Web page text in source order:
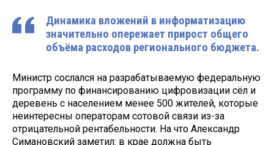
Динамика вложений в информатизацию
значительно опережает прирост общего
объёма расходов регионального бюджета.
Министр сослался на разрабатываемую федеральную
программу по финансированию цифровизации сёл и
деревень с населением менее 500 жителей, которые
неинтересны операторам сотовой связи из-за
отрицательной рентабельности. На что Александр
Симановский заметил: в крае должна быть